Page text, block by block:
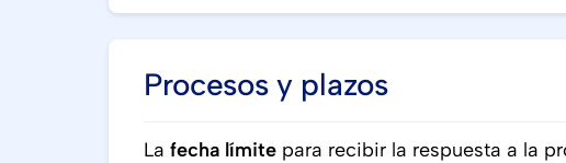
Procesos y plazos
La fecha límite para recibir la respuesta a la